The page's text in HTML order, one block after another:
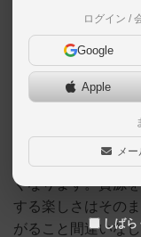
「大垣のボードゲ
加わりました！な
入されました🎉こ
るようになりまし
数で賑やかに楽し
くなります。資源
する楽しさはその
がること間違いな
ログイン /
Google
Apple
メ
しば